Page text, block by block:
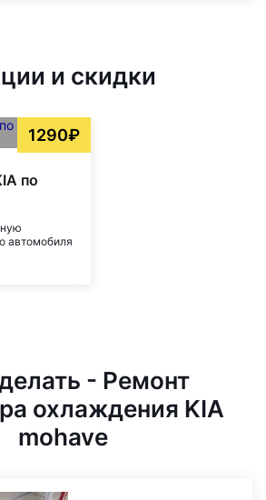
и скидки
1290₽
по
автомобиля
- Ремонт
охлаждения KIA
mohave